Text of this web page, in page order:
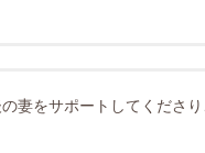
妻をサポートしてくださ